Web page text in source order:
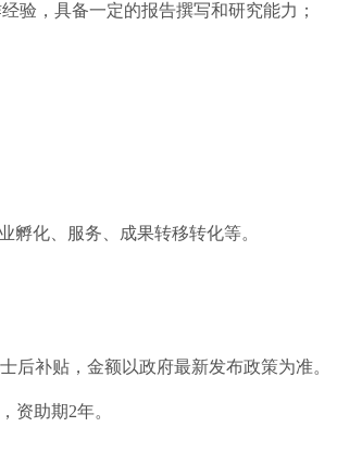
验，具备一定的报告撰写和研究能力；
孵化、服务、成果转移转化等。
后补贴，金额以政府最新发布政策为准。
资助期2年。